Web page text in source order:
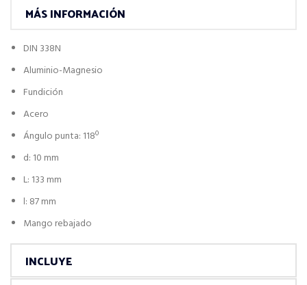
MÁS INFORMACIÓN
DIN 338N
Aluminio-Magnesio
Fundición
Acero
Ángulo punta: 118º
d: 10 mm
L: 133 mm
l: 87 mm
Mango rebajado
INCLUYE